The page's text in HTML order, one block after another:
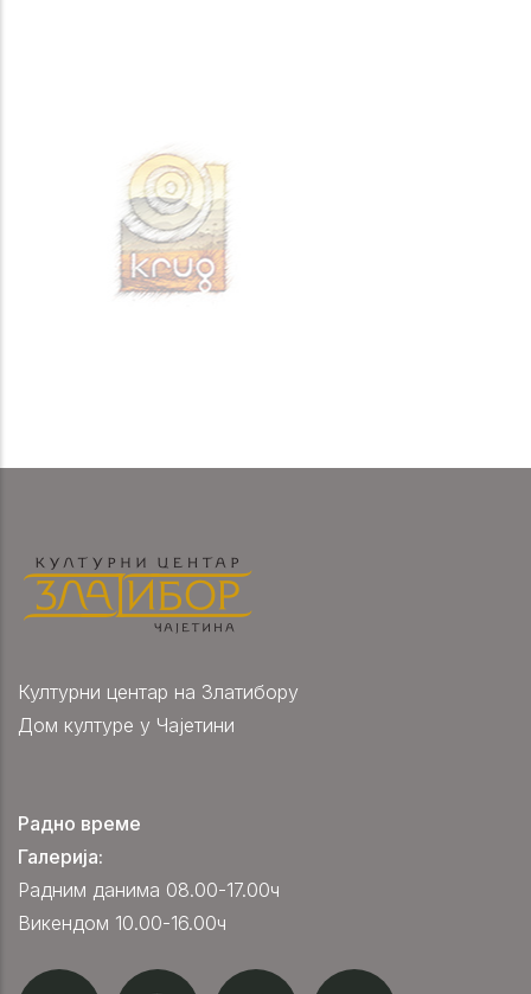
Културни центар на Златибору
Дом културе у Чајетини
Радно време
Галерија:
Радним данима 08.00-17.00ч
Викендом 10.00-16.00ч